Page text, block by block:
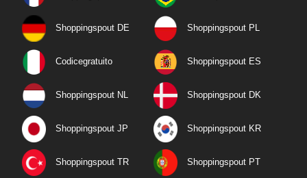
Shoppingspout DE Shoppingspout PL
Codicegratuito Shoppingspout ES
Shoppingspout NL Shoppingspout DK
Shoppingspout JP Shoppingspout KR
Shoppingspout TR Shoppingspout PT